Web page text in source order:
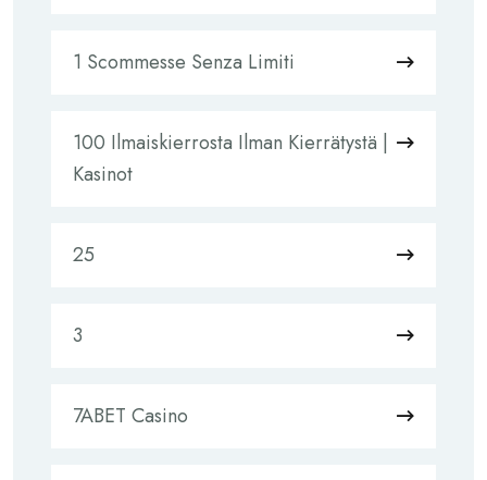
1 Scommesse Senza Limiti
100 Ilmaiskierrosta Ilman Kierrätystä |
Kasinot
25
3
7ABET Casino